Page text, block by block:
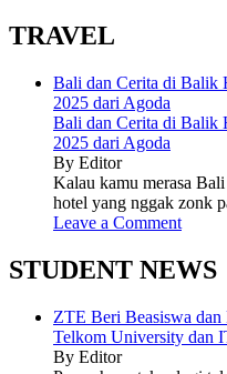
TRAVEL
Bali dan Cerita di Balik
2025 dari Agoda
Bali dan Cerita di Balik
2025 dari Agoda
By Editor
Kalau kamu merasa
hotel yang nggak zonk
Leave a Comment
STUDENT NEWS
ZTE Beri Beasiswa
Telkom University dan
By Editor